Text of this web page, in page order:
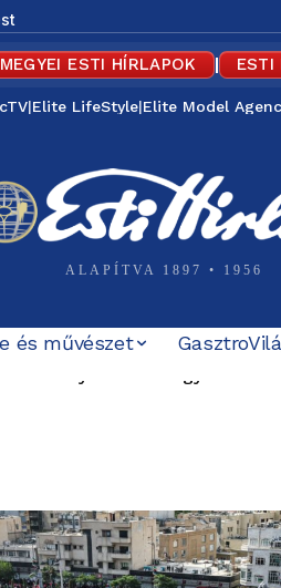
MEGYEI ESTI HÍRLAPOK | ESTI
|Elite LifeStyle|Elite Model
ALAPÍTVA 1897 • 1956
és művészet
nyaralt a vízügyi